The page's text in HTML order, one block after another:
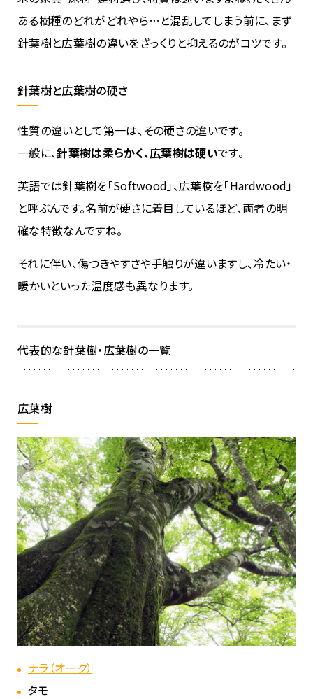
ある樹種のどれがどれやら…と混乱してしまう前に、まず
針葉樹と広葉樹の違いをざっくりと抑えるのがコツです。
針葉樹と広葉樹の硬さ
性質の違いとして第一は、その硬さの違いです。
一般に、針葉樹は柔らかく、広葉樹は硬いです。
英語では針葉樹を「Softwood」、広葉樹を「Hardwood」
と呼ぶんです。名前が硬さに着目しているほど、両者の明
確な特徴なんですね。
それに伴い、傷つきやすさや手触りが違いますし、冷たい・
暖かいといった温度感も異なります。
代表的な針葉樹・広葉樹の一覧
広葉樹
ナラ（オーク）
タモ